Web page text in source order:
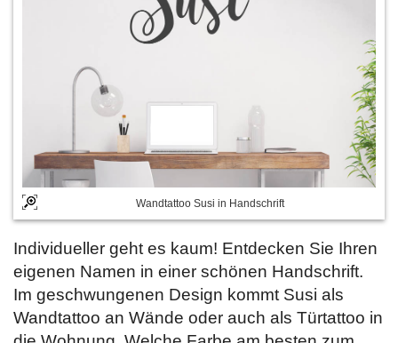
Wandtattoo Susi in Handschrift
Individueller geht es kaum! Entdecken Sie Ihren
eigenen Namen in einer schönen Handschrift.
Im geschwungenen Design kommt Susi als
Wandtattoo an Wände oder auch als Türtattoo in